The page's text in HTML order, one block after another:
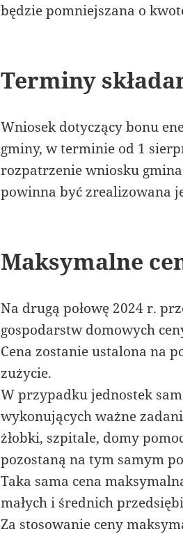
będzie pomniejszana o
Terminy
Wniosek dotyczący bonu
gminy, w terminie od 1
rozpatrzenie wniosku
powinna być zrealizowana
Maksymalne
Na drugą połowę 2024 r.
gospodarstw domowych
Cena zostanie ustalona na
zużycie.
W przypadku jednostek
wykonujących ważne
żłobki, szpitale, domy
pozostaną na tym samym
Taka sama cena
małych i średnich
Za stosowanie ceny